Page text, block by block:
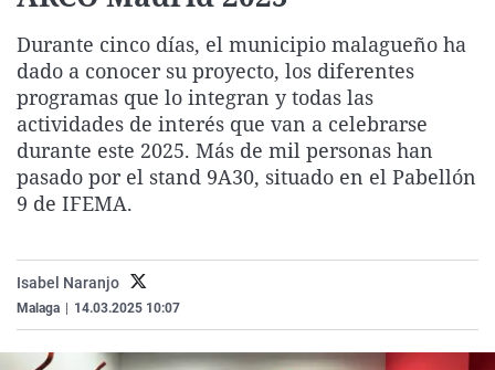
Gente viajera
Como el perro y el
Retornados
Equipo de
Operación Viuda
Galicia
La Rioja
Navarra
País Vasco
Televisión
Elecciones
Durante cinco días, el municipio malagueño ha
dado a conocer su proyecto, los diferentes
programas que lo integran y todas las
actividades de interés que van a celebrarse
durante este 2025. Más de mil personas han
pasado por el stand 9A30, situado en el Pabellón
9 de IFEMA.
Isabel Naranjo
Malaga 14.03.2025 10:07